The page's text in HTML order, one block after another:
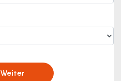
Weiter